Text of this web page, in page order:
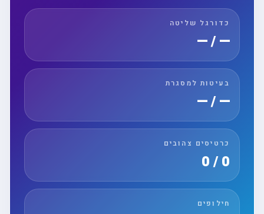
כדורגל שליטה
— / —
בעיטות למסגרת
— / —
כרטיסים צהובים
חילופים